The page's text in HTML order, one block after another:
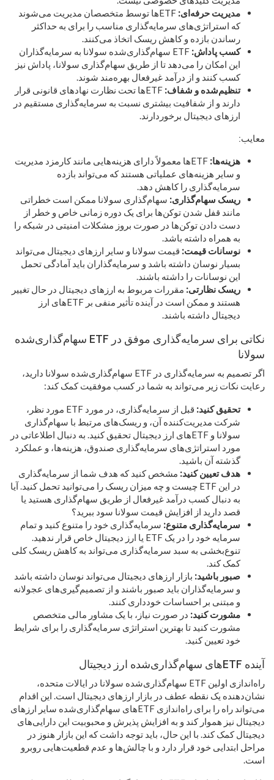
مدیریت حرفه‌ای:
ETFها توسط متخصصان مدیریت می‌شوند
که استراتژی‌های سرمایه‌گذاری مناسب را برای به حداکثر
رساندن بازده و کاهش ریسک اتخاذ می‌کنند.
کسب پاداش:
ETF سهام‌گذاری‌شده سولانا به سرمایه‌گذاران
این امکان را می‌دهد تا از طریق سهام‌گذاری سولانا، پاداش نیز
کسب کنند و از درآمد غیرفعال بهره‌مند شوند.
تنظیم‌شده و شفاف:
ETFها تحت نظارت نهادهای قانونی قرار
دارند و از شفافیت بیشتری نسبت به سرمایه‌گذاری مستقیم در
ارزهای دیجیتال برخوردارند.
معایب:
هزینه‌ها:
ETFها معمولاً دارای هزینه‌هایی مانند کارمزد مدیریت
و سایر هزینه‌های عملیاتی هستند که می‌تواند بازده
سرمایه‌گذاری را کاهش دهد.
ریسک سهام‌گذاری: سهام‌گذاری سولانا ممکن است خطراتی
مانند قفل شدن توکن‌ها برای یک دوره زمانی خاص و خطر از
دست دادن توکن‌ها در صورت بروز مشکلات امنیتی در شبکه را
به همراه داشته باشد.
نوسانات قیمت: قیمت سولانا و سایر ارزهای دیجیتال می‌تواند
بسیار نوسان داشته باشد و سرمایه‌گذاران باید آمادگی تحمل
این نوسانات را داشته باشند.
ریسک نظارتی: مقررات مربوط به ارزهای دیجیتال در حال تغییر
هستند و ممکن است در آینده تأثیر منفی بر ETFهای ارز
دیجیتال داشته باشند.
نکاتی برای سرمایه‌گذاری موفق در ETF سهام‌گذاری‌شده
سولانا
اگر تصمیم به سرمایه‌گذاری در ETF سهام‌گذاری‌شده سولانا دارید،
رعایت نکات زیر می‌تواند به شما در کسب موفقیت کمک کند:
تحقیق کنید:
قبل از سرمایه‌گذاری، در مورد ETF مورد نظر،
شرکت مدیریت‌کننده آن، و ریسک‌های مرتبط با سهام‌گذاری
سولانا و ETFهای ارز دیجیتال تحقیق کنید. به دنبال اطلاعاتی در
مورد استراتژی‌های سرمایه‌گذاری صندوق، هزینه‌ها، و عملکرد
گذشته آن باشید.
هدف تعیین کنید: مشخص کنید که هدف شما از سرمایه‌گذاری
در این ETF چیست و چه میزان ریسک را می‌توانید تحمل کنید. آیا
به دنبال کسب درآمد غیرفعال از طریق سهام‌گذاری هستید یا
قصد دارید از افزایش قیمت سولانا سود ببرید؟
سرمایه‌گذاری متنوع: سرمایه‌گذاری خود را متنوع کنید و تمام
سرمایه خود را در یک ETF یا ارز دیجیتال خاص قرار ندهید.
تنوع‌بخشی به سبد سرمایه‌گذاری می‌تواند به کاهش ریسک کلی
کمک کند.
صبور باشید: بازار ارزهای دیجیتال می‌تواند نوسان داشته باشد
و سرمایه‌گذاران باید صبور باشند و از تصمیم‌گیری‌های عجولانه
و مبتنی بر احساسات خودداری کنند.
مشورت کنید: در صورت نیاز، با یک مشاور مالی متخصص
مشورت کنید تا بهترین استراتژی سرمایه‌گذاری را برای شرایط
خود تعیین کنید.
آینده ETFهای سهام‌گذاری‌شده ارز دیجیتال
راه‌اندازی اولین ETF سهام‌گذاری‌شده سولانا در ایالات متحده،
نشان‌دهنده یک نقطه عطف در بازار ارزهای دیجیتال است. این اقدام
می‌تواند راه را برای راه‌اندازی ETFهای سهام‌گذاری‌شده سایر ارزهای
دیجیتال نیز هموار کند و به افزایش پذیرش و محبوبیت این دارایی‌های
دیجیتال کمک کند. با این حال، باید توجه داشت که این بازار هنوز در
مراحل ابتدایی خود قرار دارد و با چالش‌ها و عدم قطعیت‌هایی روبرو
است.